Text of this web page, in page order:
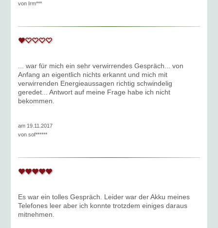
von Irm***
... war für mich ein sehr verwirrendes Gespräch... von
Anfang an eigentlich nichts erkannt und mich mit
verwirrenden Energieaussagen richtig schwindelig
geredet... Antwort auf meine Frage habe ich nicht
bekommen.
am 19.11.2017
vonsof******
Es war ein tolles Gespräch. Leider war der Akku meines
Telefones leer aber ich konnte trotzdem einiges daraus
mitnehmen.